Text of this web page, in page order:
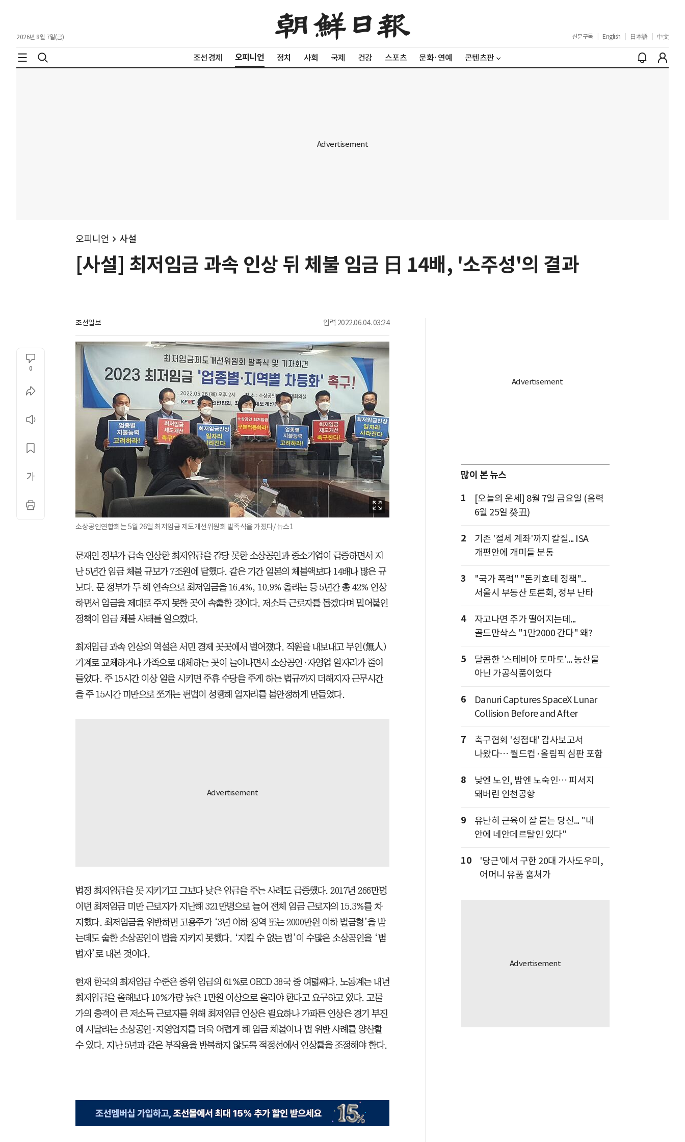
2026년 8월 7일(금) 신문구독 English 日本語 中文
조선경제 오피니언 정치 사회 국제 건강 스포츠 문화·연예 콘텐츠판
오피니언 사설
[사설] 최저임금 과속 인상 뒤 체불 임금 日 14배, '소주성'의 결과
조선일보 입력 2022.06.04. 03:24
0
소상공인연합회는 5월 26일 최저임금 제도개선위원회 발족식을 가졌다/ 뉴스1
문재인 정부가 급속 인상한 최저임금을 감당 못한 소상공인과 중소기업이 급증하면서 지
난 5년간 임금 체불 규모가 7조원에 달했다. 같은 기간 일본의 체불액보다 14배나 많은 규
모다. 문 정부가 두 해 연속으로 최저임금을 16.4%, 10.9% 올리는 등 5년간 총 42% 인상
하면서 임금을 제대로 주지 못한 곳이 속출한 것이다. 저소득 근로자를 돕겠다며 밀어붙인
정책이 임금 체불 사태를 일으켰다.
최저임금 과속 인상의 역설은 서민 경제 곳곳에서 벌어졌다. 직원을 내보내고 무인(無人)
기계로 교체하거나 가족으로 대체하는 곳이 늘어나면서 소상공인·자영업 일자리가 줄어
들었다. 주 15시간 이상 일을 시키면 주휴 수당을 주게 하는 법규까지 더해지자 근무시간
을 주 15시간 미만으로 쪼개는 편법이 성행해 일자리를 불안정하게 만들었다.
법정 최저임금을 못 지키기고 그보다 낮은 임금을 주는 사례도 급증했다. 2017년 266만명
이던 최저임금 미만 근로자가 지난해 321만명으로 늘어 전체 임금 근로자의 15.3%를 차
지했다. 최저임금을 위반하면 고용주가 ‘3년 이하 징역 또는 2000만원 이하 벌금형’을 받
는데도 숱한 소상공인이 법을 지키지 못했다. ‘지킬 수 없는 법’이 수많은 소상공인을 ‘범
법자’로 내몬 것이다.
현재 한국의 최저임금 수준은 중위 임금의 61%로 OECD 38국 중 여덟째다. 노동계는 내년
최저임금을 올해보다 10%가량 높은 1만원 이상으로 올려야 한다고 요구하고 있다. 고물
가의 충격이 큰 저소득 근로자를 위해 최저임금 인상은 필요하나 가파른 인상은 경기 부진
에 시달리는 소상공인·자영업자를 더욱 어렵게 해 임금 체불이나 법 위반 사례를 양산할
수 있다. 지난 5년과 같은 부작용을 반복하지 않도록 적정선에서 인상률을 조정해야 한다.
많이 본 뉴스
1
[오늘의 운세] 8월 7일 금요일 (음력
6월 25일 癸丑)
2
기존 '절세 계좌'까지 칼질... ISA
개편안에 개미들 분통
3
"국가 폭력" "돈키호테 정책"...
서울시 부동산 토론회, 정부 난타
4
자고나면 주가 떨어지는데...
골드만삭스 "1만2000 간다" 왜?
5
달콤한 '스테비아 토마토'... 농산물
아닌 가공식품이었다
6
Danuri Captures SpaceX Lunar
Collision Before and After
7
축구협회 '성접대' 감사보고서
나왔다… 월드컵·올림픽 심판 포함
8
낮엔 노인, 밤엔 노숙인… 피서지
돼버린 인천공항
9
유난히 근육이 잘 붙는 당신... "내
안에 네안데르탈인 있다"
10
'당근'에서 구한 20대 가사도우미,
어머니 유품 훔쳐가